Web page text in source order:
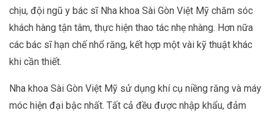
chịu, đội ngũ y bác sĩ Nha khoa Sài Gòn Việt Mỹ chăm sóc
khách hàng tận tâm, thực hiện thao tác nhẹ nhàng. Hơn nữa
các bác sĩ hạn chế nhổ răng, kết hợp một vài kỹ thuật khác
khi cần thiết.
Nha khoa Sài Gòn Việt Mỹ sử dụng khí cụ niềng răng và máy
móc hiện đại bậc nhất. Tất cả đều được nhập khẩu, đảm